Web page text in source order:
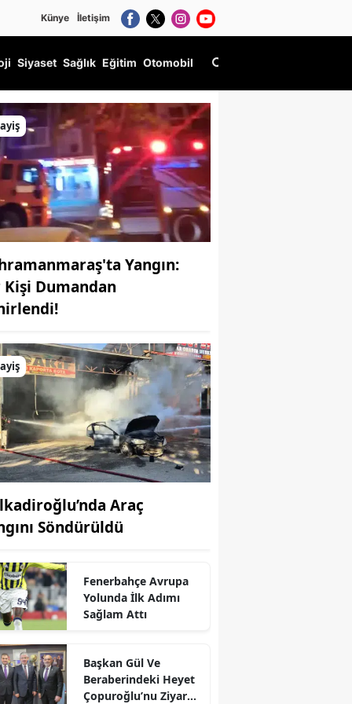
Künye İletişim
Siyaset Sağlık Eğitim Otomobil
Yangın:
Dumandan
Araç
Söndürüldü
Fenerbahçe Avrupa
Yolunda İlk Adımı
Sağlam Attı
Başkan Gül Ve
Beraberindeki Heyet
Çopuroğlu’nu Ziyaret